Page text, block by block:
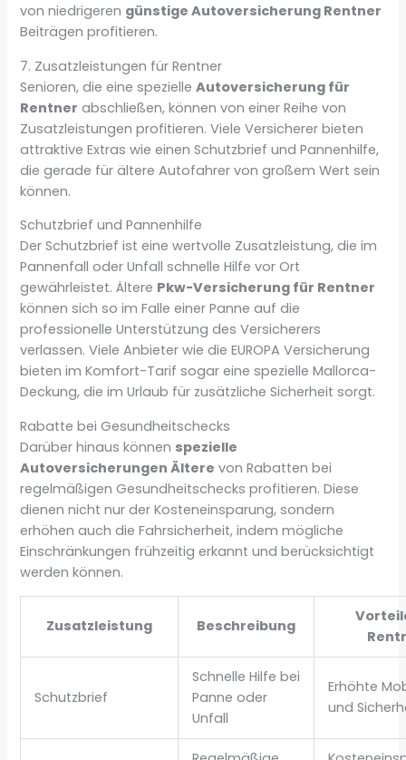
von niedrigeren günstige Autoversicherung Rentner
Beiträgen profitieren.
7. Zusatzleistungen für Rentner
Senioren, die eine spezielleAutoversicherung für
Rentner abschließen, können von einer Reihe von
Zusatzleistungen profitieren. Viele Versicherer bieten
attraktive Extras wie einen Schutzbrief und Pannenhilfe,
die gerade für ältere Autofahrer von großem Wert sein
können.
Schutzbrief und Pannenhilfe
Der Schutzbrief ist eine wertvolle Zusatzleistung, die im
Pannenfall oder Unfall schnelle Hilfe vor Ort
gewährleistet. Ältere Pkw-Versicherung für Rentner
können sich so im Falle einer Panne auf die
professionelle Unterstützung des Versicherers
verlassen. Viele Anbieter wie die EUROPA Versicherung
bieten im Komfort-Tarif sogar eine spezielle Mallorca-
Deckung, die im Urlaub für zusätzliche Sicherheit sorgt.
Rabatte bei Gesundheitschecks
Darüber hinaus können spezielle
Autoversicherungen Ältere von Rabatten bei
regelmäßigen Gesundheitschecks profitieren. Diese
dienen nicht nur der Kosteneinsparung, sondern
erhöhen auch die Fahrsicherheit, indem mögliche
Einschränkungen frühzeitig erkannt und berücksichtigt
werden können.
Zusatzleistung Beschreibung
Schutzbrief
Schnelle Hilfe bei
Panne oder
Unfall
Erhöhte
und